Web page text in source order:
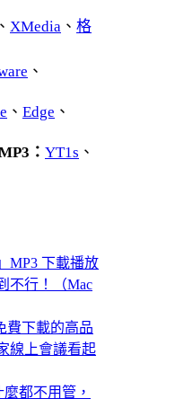
、 XMedia 、 格
、
、 Edge 、
： YT1s 、
MP3 下載播放
不行！（Mac
費下載的高品
線上會議看起
麼都不用管，